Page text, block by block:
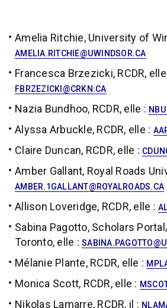
Amelia Ritchie, University of
AMELIA.RITCHIE@UWINDSOR.CA
Francesca Brzezicki, RCDR, elle
FBRZEZICKI@CRKN.CA
Nazia Bundhoo, RCDR, elle :
Alyssa Arbuckle, RCDR, elle :
Claire Duncan, RCDR, elle :
Amber Gallant, Royal Roads
AMBER.1GALLANT@ROYALROADS.CA
Allison Loveridge, RCDR, elle :
Sabina Pagotto, Scholars
Toronto, elle :
Mélanie Plante, RCDR, elle :
Monica Scott, RCDR, elle :
Nikolas Lamarre, RCDR, il :